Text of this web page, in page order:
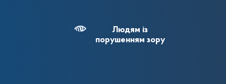
Людям із
порушенням зору